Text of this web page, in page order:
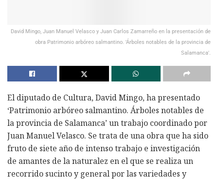
David Mingo, Juan Manuel Velasco y Juan Carlos Zamarreño en la presentación de
obra Patrimonio arbóreo salmantino. 'Árboles notables de la provincia de
Salamanca'.
El diputado de Cultura, David Mingo, ha presentado
‘Patrimonio arbóreo salmantino. Árboles notables de
la provincia de Salamanca’ un trabajo coordinado por
Juan Manuel Velasco. Se trata de una obra que ha sido
fruto de siete año de intenso trabajo e investigación
de amantes de la naturalez en el que se realiza un
recorrido sucinto y general por las variedades y